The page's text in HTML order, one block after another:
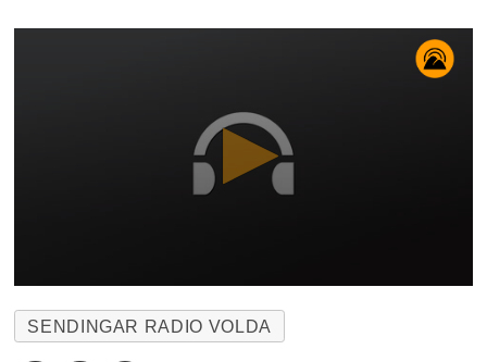
SENDINGAR RADIO VOLDA